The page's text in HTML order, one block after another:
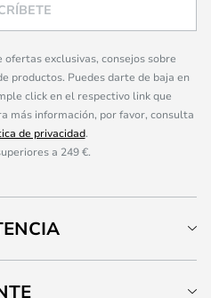
exclusivas, consejos sobre
productos. Puedes darte de baja en
click en el respectivo link que
más información, por favor, consulta
de privacidad.
a 249 €.